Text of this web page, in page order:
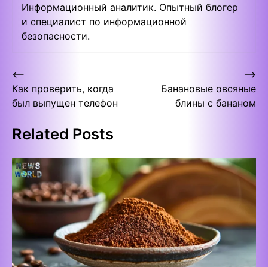
Информационный аналитик. Опытный блогер
и специалист по информационной
безопасности.
Post
navigation
⟵
Как проверить, когда
был выпущен телефон
Банановые овсяные
блины с бананом
⟶
Related Posts